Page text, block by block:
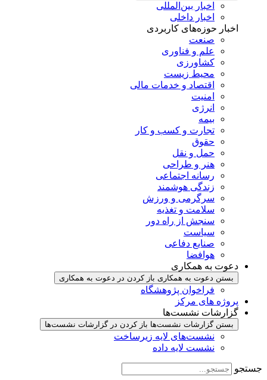
اخبار بین‌المللی
اخبار داخلی
اخبار حوزه‌های کاربردی
صنعت
علم و فناوری
کشاورزی
محیط زیست
اقتصاد و خدمات مالی
امنیت
انرژی
بیمه
تجارت و کسب و کار
حقوق
حمل و نقل
هنر و طراحی
رسانه اجتماعی
زندگی هوشمند
سرگرمی و ورزش
سلامت و تغذیه
سنجش از راه دور
سیاست
صنایع دفاعی
هوافضا
دعوت به همکاری
بستن دعوت به همکاری باز کردن در دعوت به همکاری
فراخوان پژوهشگاه
پروژه های مرکز
گزارشات نشست‌ها
بستن گزارشات نشست‌ها باز کردن در گزارشات نشست‌ها
نشست‌‌های لایه زیرساخت
نشست لایه داده
جستجو